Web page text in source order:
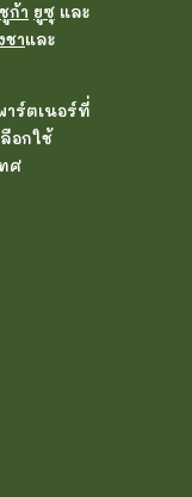
ก้า ยูซุ และ
าและ
าร์ตเนอร์ที่
อกใช้
ศ